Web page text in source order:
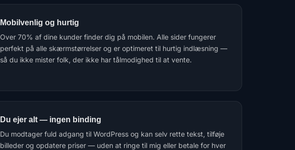
Mobilvenlig og hurtig
Over 70% af dine kunder finder dig på mobilen. Alle sider fungerer
perfekt på alle skærmstørrelser og er optimeret til hurtig indlæsning —
så du ikke mister folk, der ikke har tålmodighed til at vente.
Du ejer alt — ingen binding
Du modtager fuld adgang til WordPress og kan selv rette tekst, tilføje
billeder og opdatere priser — uden at ringe til mig eller betale for hver